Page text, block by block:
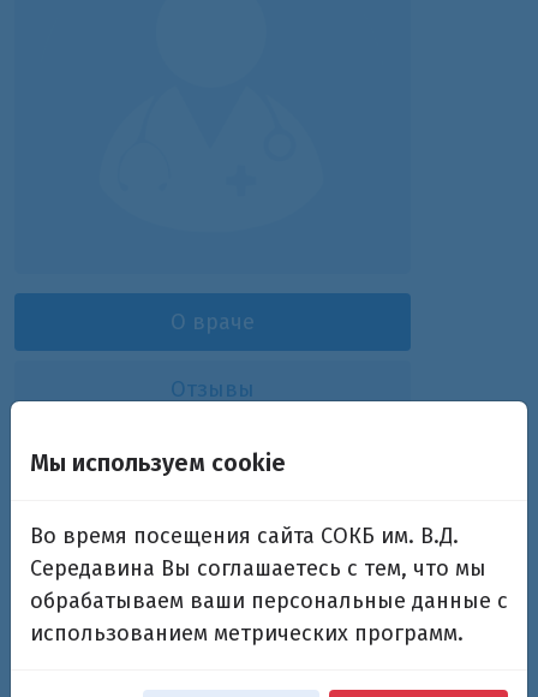
О враче
Отзывы
Курносова Анастасия
Николаевна
врач-ревматолог
Мы используем cookie
Во время посещения сайта СОКБ им. В.Д.
Середавина Вы соглашаетесь с тем, что мы
обрабатываем ваши персональные данные с
использованием метрических программ.